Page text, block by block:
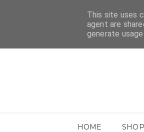
HOME SHOP
This site uses
agent are
generate